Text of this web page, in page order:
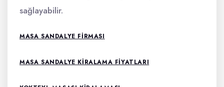
sağlayabilir.
MASA SANDALYE FIRMASI
MASA SANDALYE KIRALAMA FIYATLARI